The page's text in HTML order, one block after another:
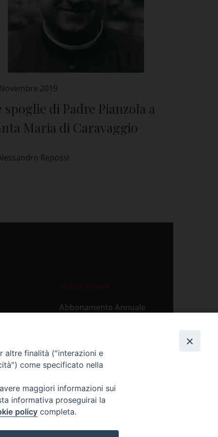
2019
spoglie di Padre Pianzola a
Maria di Caravaggio
Repossi
Abbonamenti
Abbonamento Annuale
Abbonamento Singola
altre finalità ("interazioni e
come specificato nella
maggiori informazioni sui
informativa proseguirai la
policy completa.